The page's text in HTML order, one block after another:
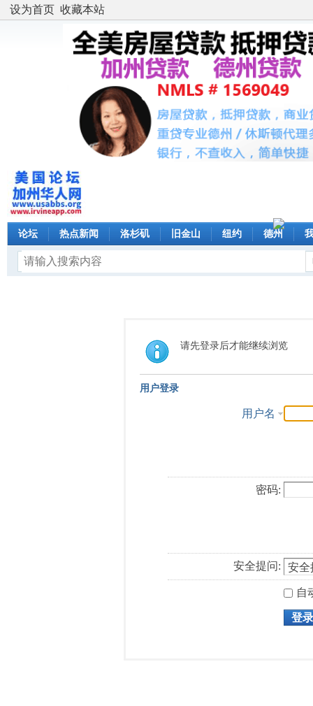
设为首页 收藏本站
论坛 热点新闻 洛杉矶 旧金山 纽约 德州
请先登录后才能继续浏览
用户登录
用户名
密码:
安全提问:
自
登录